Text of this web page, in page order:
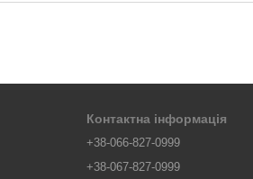
Контактна інформація
+38-066-827-0999
+38-067-827-0999